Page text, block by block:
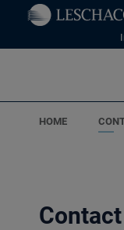
HOME
Contact